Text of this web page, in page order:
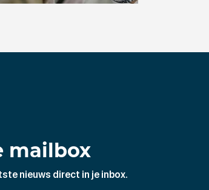
mailbox
nieuws direct in je inbox.